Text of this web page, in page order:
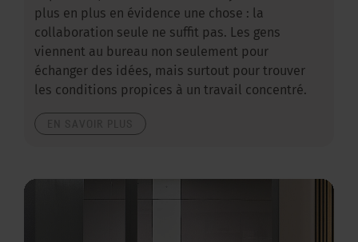
plus en plus en évidence une chose : la
collaboration seule ne suffit pas. Les gens
viennent au bureau non seulement pour
échanger des idées, mais surtout pour trouver
les conditions propices à un travail concentré.